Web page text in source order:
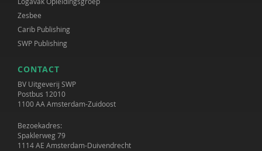
Zesbee
Carib Publishing
SWP Publishing
CONTACT
BV Uitgeverij SWP
Postbus 12010
1100 AA Amsterdam-Zuidoost
Bezoekadres:
Spaklerweg 79
1114 AE Amsterdam-Duivendrecht